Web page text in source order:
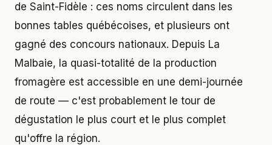
de Saint-Fidèle : ces noms circulent dans les
bonnes tables québécoises, et plusieurs ont
gagné des concours nationaux. Depuis La
Malbaie, la quasi-totalité de la production
fromagère est accessible en une demi-journée
de route — c'est probablement le tour de
dégustation le plus court et le plus complet
qu'offre la région.